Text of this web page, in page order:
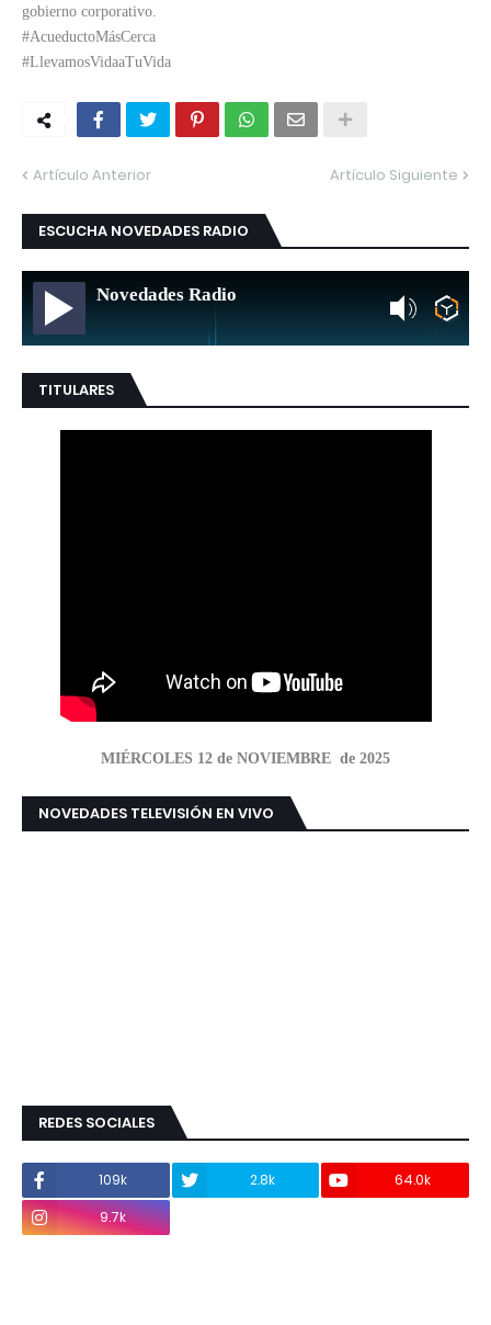
gobierno corporativo.
#AcueductoMásCerca
#LlevamosVidaaTuVida
Artículo Anterior Artículo Siguiente
ESCUCHA NOVEDADES RADIO
Novedades Radio
TITULARES
MIÉRCOLES 12 de NOVIEMBRE de 2025
NOVEDADES TELEVISIÓN EN VIVO
REDES SOCIALES
109k 2.8k
64.0k
9.7k